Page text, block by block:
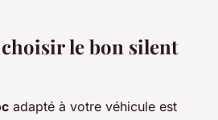
le bon silent
adapté à votre véhicule est